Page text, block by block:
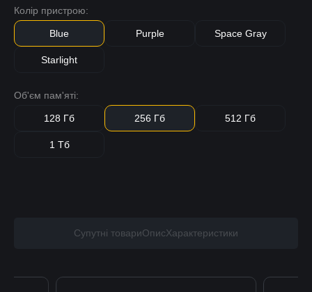
Колір пристрою:
Blue Purple Space Gray
Starlight
Об'єм пам'яті:
128 Гб 256 Гб 512 Гб
1 Тб
Супутні товариОписХарактеристики